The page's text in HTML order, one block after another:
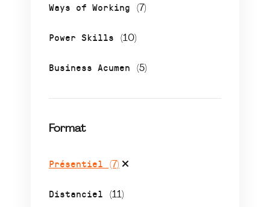
Ways of Working (7)
Power Skills (10)
Business Acumen (5)
Format
Présentiel (7)
Distanciel (11)